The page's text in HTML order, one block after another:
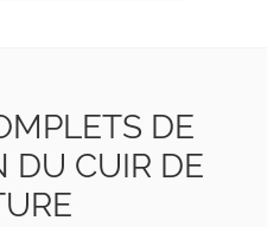
DE
DU CUIR DE